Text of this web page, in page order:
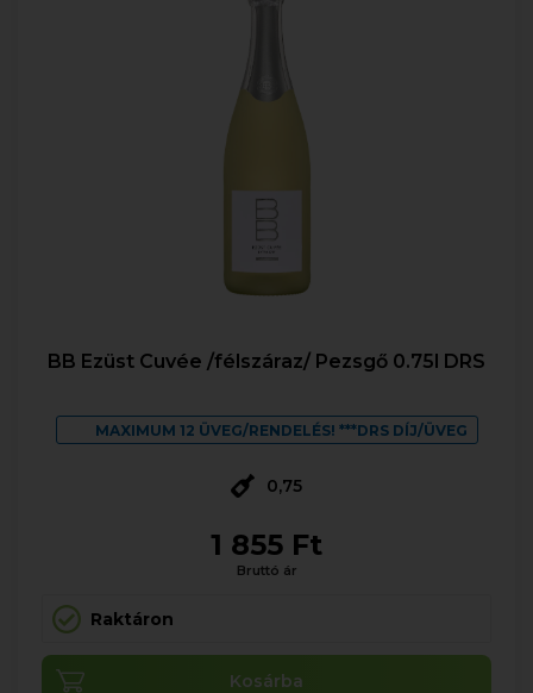
BB Ezüst Cuvée /félszáraz/ Pezsgő 0.75l DRS
MAXIMUM 12 ÜVEG/RENDELÉS! ***DRS DÍJ/ÜVEG
0,75
1 855 Ft
Bruttó ár
Raktáron
Kosárba